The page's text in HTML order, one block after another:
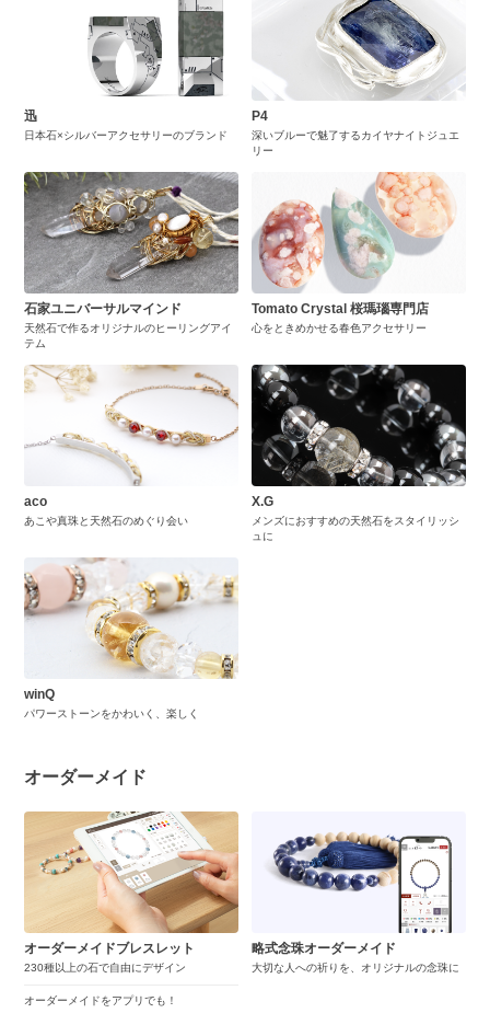
迅
日本石×シルバーアクセサリーのブランド
P4
深いブルーで魅了するカイヤナイトジュエ
リー
石家ユニバーサルマインド
天然石で作るオリジナルのヒーリングアイ
テム
Tomato Crystal 桜瑪瑙専門店
心をときめかせる春色アクセサリー
aco
あこや真珠と天然石のめぐり会い
X.G
メンズにおすすめの天然石をスタイリッシ
ュに
winQ
パワーストーンをかわいく、楽しく
オーダーメイド
オーダーメイドブレスレット
230種以上の石で自由にデザイン
オーダーメイドをアプリでも！
略式念珠オーダーメイド
大切な人への祈りを、オリジナルの念珠に